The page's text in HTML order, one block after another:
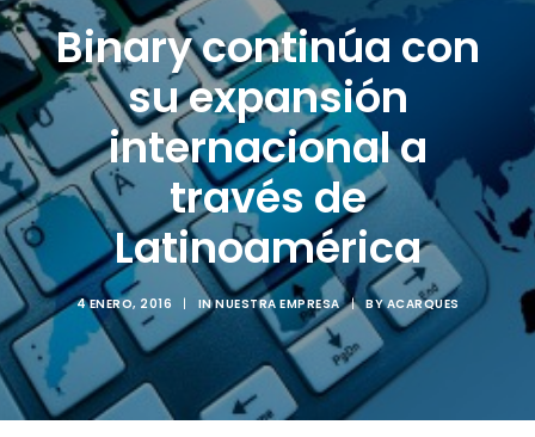
NUESTROS PRODUCTOS
PARTNERS
NOTICIAS
PROGRAMA KIT DIGITAL
CONTACTO
Binary continúa con
su expansión
internacional a
través de
Latinoamérica
4 ENERO, 2016 | INNUESTRA EMPRESA | BYACARQUES